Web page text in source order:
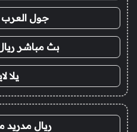
جول العرب goalarab
بث مباشر
يلا
ريال مدريد